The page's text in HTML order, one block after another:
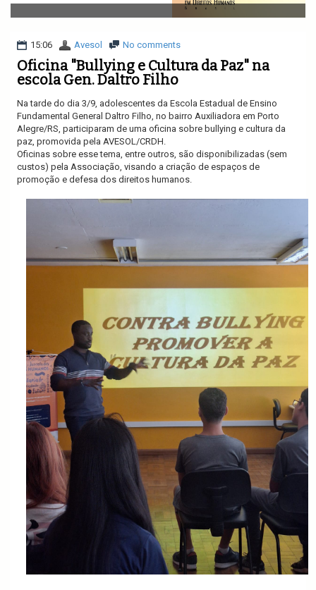
v
i
a
i
o
15:06 Avesol No comments
Oficina "Bullying e Cultura da Paz" na
escola Gen. Daltro Filho
Na tarde do dia 3/9, adolescentes da Escola Estadual de Ensino
Fundamental General Daltro Filho, no bairro Auxiliadora em Porto
Alegre/RS, participaram de uma oficina sobre bullying e cultura da
paz, promovida pela AVESOL/CRDH.
Oficinas sobre esse tema, entre outros, são disponibilizadas (sem
custos) pela Associação, visando a criação de espaços de
promoção e defesa dos direitos humanos.